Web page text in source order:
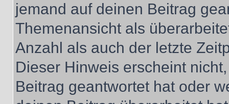
jemand auf deinen Beitrag
Themenansicht als
Anzahl als auch der letzte
Dieser Hinweis erscheint
Beitrag geantwortet hat oder